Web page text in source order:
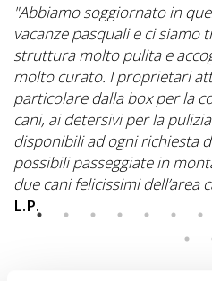
"Abbiamo soggiornato in
vacanze pasquali e ci siamo
struttura molto pulita e
molto curato. I proprietari
particolare dalla box per la
cani, ai detersivi per la
disponibili ad ogni richiesta
possibili passeggiate in
due cani felicissimi dell’area
L.P.